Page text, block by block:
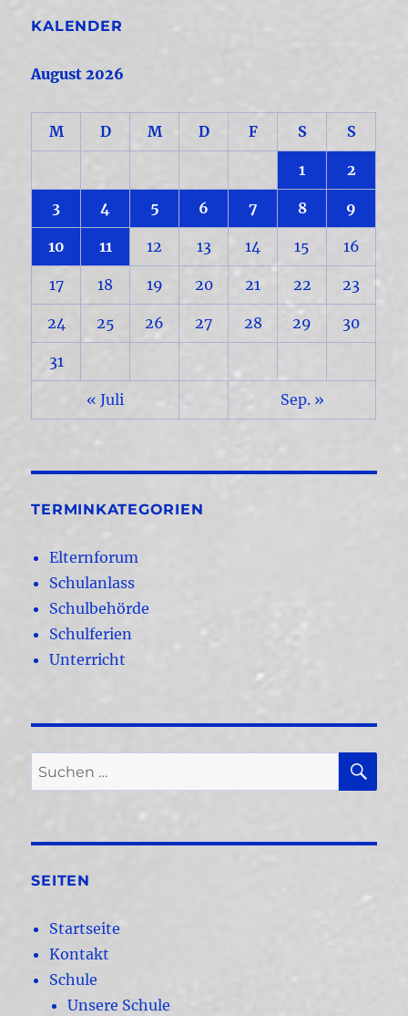
KALENDER
August 2026
M D M D F S S
1 2
3 4 5 6 7 8 9
10 11 12 13 14 15 16
17 18 19 20 21 22 23
24 25 26 27 28 29 30
31
« Juli Sep. »
TERMINKATEGORIEN
Elternforum
Schulanlass
Schulbehörde
Schulferien
Unterricht
Suchen
nach:
SEITEN
Startseite
Kontakt
Schule
Unsere Schule